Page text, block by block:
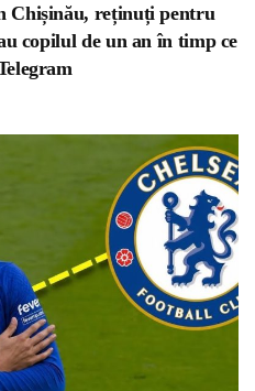
Chișinău, reținuți pentru
copilul de un an în timp ce